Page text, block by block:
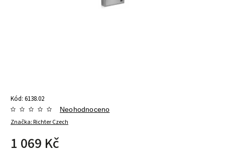
Kód: 6138.02
Značka:Richter Czech
Neohodnoceno
1 069 Kč